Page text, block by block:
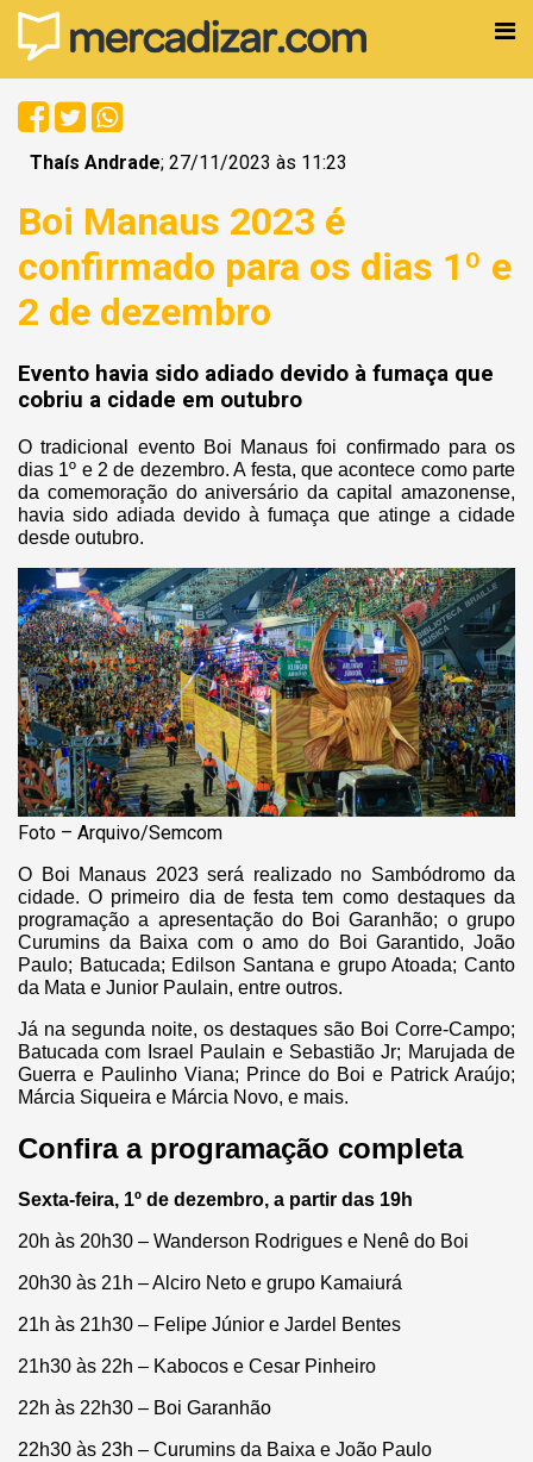
Thaís Andrade; 27/11/2023 às 11:23
Boi Manaus 2023 é
confirmado para os dias 1º e
2 de dezembro
Evento havia sido adiado devido à fumaça que
cobriu a cidade em outubro
O tradicional evento Boi Manaus foi confirmado para os
dias 1º e 2 de dezembro. A festa, que acontece como parte
da comemoração do aniversário da capital amazonense,
havia sido adiada devido à fumaça que atinge a cidade
desde outubro.
Foto – Arquivo/Semcom
O Boi Manaus 2023 será realizado no Sambódromo da
cidade. O primeiro dia de festa tem como destaques da
programação a apresentação do Boi Garanhão; o grupo
Curumins da Baixa com o amo do Boi Garantido, João
Paulo; Batucada; Edilson Santana e grupo Atoada; Canto
da Mata e Junior Paulain, entre outros.
Já na segunda noite, os destaques são Boi Corre-Campo;
Batucada com Israel Paulain e Sebastião Jr; Marujada de
Guerra e Paulinho Viana; Prince do Boi e Patrick Araújo;
Márcia Siqueira e Márcia Novo, e mais.
Confira a programação completa
Sexta-feira, 1º de dezembro, a partir das 19h
20h às 20h30 – Wanderson Rodrigues e Nenê do Boi
20h30 às 21h – Alciro Neto e grupo Kamaiurá
21h às 21h30 – Felipe Júnior e Jardel Bentes
21h30 às 22h – Kabocos e Cesar Pinheiro
22h às 22h30 – Boi Garanhão
22h30 às 23h – Curumins da Baixa e João Paulo